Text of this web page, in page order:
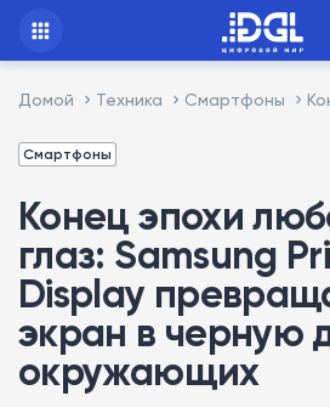
Домой Техника Смартфоны
Смартфоны
Конец эпохи
глаз: Samsung
Display
экран в черную
окружающих